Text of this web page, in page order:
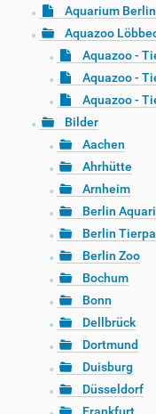
Aquarium Berlin
Aquazoo
Aquazoo -
Aquazoo -
Aquazoo -
Bilder
Aachen
Ahrhütte
Arnheim
Berlin
Berlin
Berlin Zoo
Bochum
Bonn
Dellbrück
Dortmund
Duisburg
Düsseldorf